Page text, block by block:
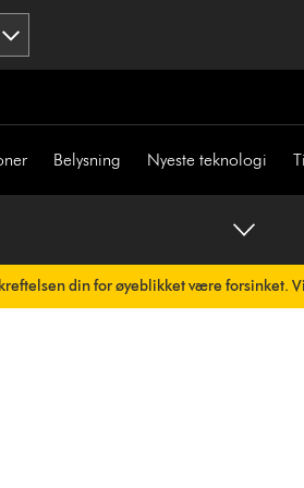
Belysning Nyeste teknologi
din for øyeblikket være forsinket.